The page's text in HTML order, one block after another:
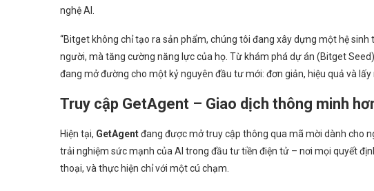
nghệ AI.
“Bitget không chỉ tạo ra sản phẩm, chúng tôi đang xây dựng một hệ
người, mà tăng cường năng lực của họ. Từ khám phá dự án (Bitget
đang mở đường cho một kỷ nguyên đầu tư mới: đơn giản, hiệu quả và
Truy cập GetAgent – Giao dịch thông minh
Hiện tại, GetAgentđang được mở truy cập thông qua mã mời dành cho
trải nghiệm sức mạnh của AI trong đầu tư tiền điện tử – nơi mọi quyết
thoại, và thực hiện chỉ với một cú chạm.